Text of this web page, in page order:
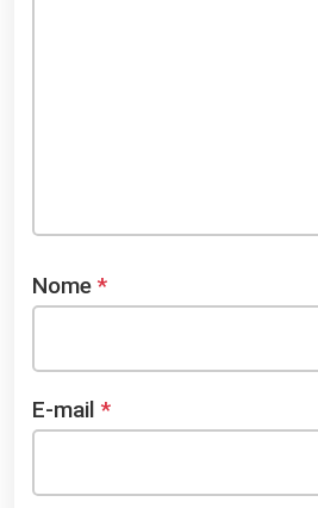
Nome *
E-mail *